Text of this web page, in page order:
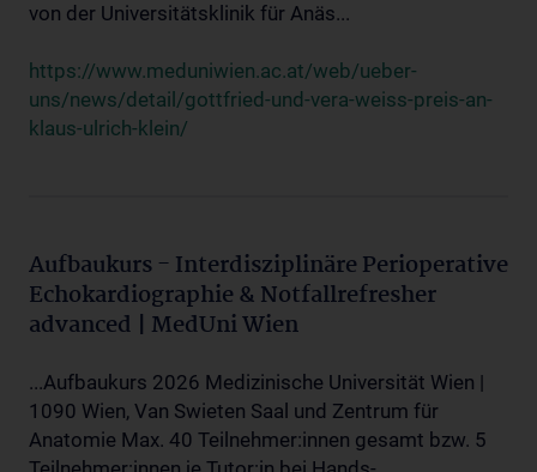
von der Universitätsklinik für Anäs...
https://www.meduniwien.ac.at/web/ueber-
uns/news/detail/gottfried-und-vera-weiss-preis-an-
klaus-ulrich-klein/
Aufbaukurs - Interdisziplinäre Perioperative
Echokardiographie & Notfallrefresher
advanced | MedUni Wien
...Aufbaukurs 2026 Medizinische Universität Wien |
1090 Wien, Van Swieten Saal und Zentrum für
Anatomie Max. 40 Teilnehmer:innen gesamt bzw. 5